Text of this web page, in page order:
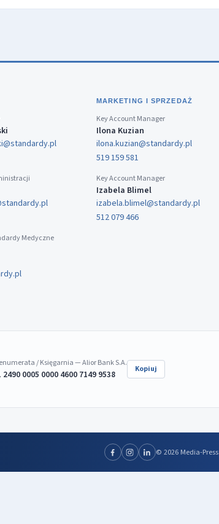
Medyczne
MARKETING I SPRZEDAŻ
Key Account Manager
Ilona Kuzian
ilona.kuzian@standardy.pl
519 159 581
Key Account Manager
Izabela Blimel
izabela.blimel@standardy.pl
512 079 466
/ Księgarnia — Alior Bank S.A.
2490 0005 0000 4600 7149 9538 Kopiuj
© 2026 Media-